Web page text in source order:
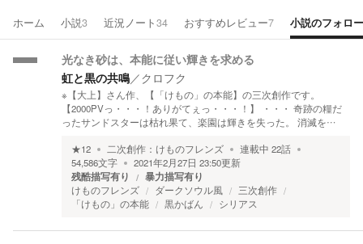
ホーム 小説3 近況ノート34 おすすめレビュー7 小説のフォロー
光なき砂は、本能に従い輝きを求める
虹と黒の共鳴／クロフク
※【大上】さん作、【「けもの」の本能】の三次創作です。
【2000PVっ・・・！ありがてぇっ・・・！】 ・・・ 奇跡の糧だ
ったサンドスターは枯れ果て、楽園は輝きを失った。 消滅を…
★12 二次創作： けものフレンズ 連載中 22話
54,586文字 2021年2月27日 23:50更新
残酷描写有り 暴力描写有り
けものフレンズ ダークソウル風
三次創作
「けもの」の本能
黒かばん シリアス